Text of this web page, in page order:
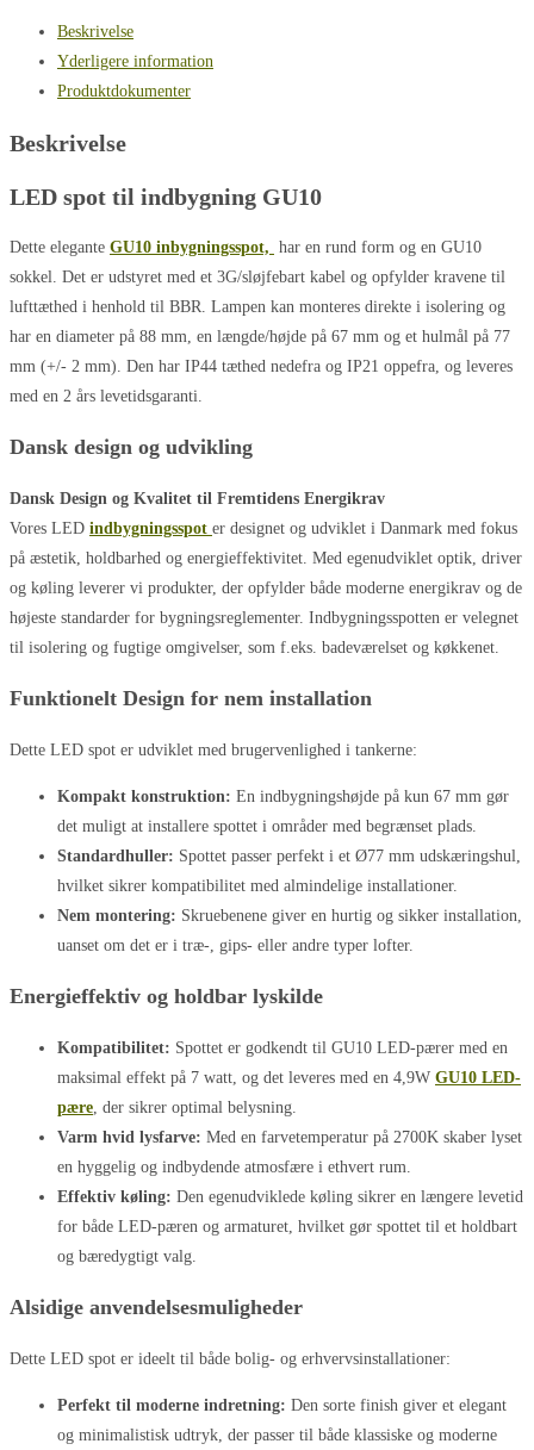
Beskrivelse
Yderligere information
Produktdokumenter
Beskrivelse
LED spot til indbygning GU10
Dette elegante GU10 inbygningsspot, har en rund form og en GU10
sokkel. Det er udstyret med et 3G/sløjfebart kabel og opfylder kravene til
lufttæthed i henhold til BBR. Lampen kan monteres direkte i isolering og
har en diameter på 88 mm, en længde/højde på 67 mm og et hulmål på 77
mm (+/- 2 mm). Den har IP44 tæthed nedefra og IP21 oppefra, og leveres
med en 2 års levetidsgaranti.
Dansk design og udvikling
Dansk Design og Kvalitet til Fremtidens Energikrav
Vores LED indbygningsspot er designet og udviklet i Danmark med fokus
på æstetik, holdbarhed og energieffektivitet. Med egenudviklet optik, driver
og køling leverer vi produkter, der opfylder både moderne energikrav og de
højeste standarder for bygningsreglementer. Indbygningsspotten er velegnet
til isolering og fugtige omgivelser, som f.eks. badeværelset og køkkenet.
Funktionelt Design for nem installation
Dette LED spot er udviklet med brugervenlighed i tankerne:
Kompakt konstruktion: En indbygningshøjde på kun 67 mm gør
det muligt at installere spottet i områder med begrænset plads.
Standardhuller: Spottet passer perfekt i et Ø77 mm udskæringshul,
hvilket sikrer kompatibilitet med almindelige installationer.
Nem montering: Skruebenene giver en hurtig og sikker installation,
uanset om det er i træ-, gips- eller andre typer lofter.
Energieffektiv og holdbar lyskilde
Kompatibilitet: Spottet er godkendt til GU10 LED-pærer med en
maksimal effekt på 7 watt, og det leveres med en 4,9W GU10 LED-
pære, der sikrer optimal belysning.
Varm hvid lysfarve: Med en farvetemperatur på 2700K skaber lyset
en hyggelig og indbydende atmosfære i ethvert rum.
Effektiv køling: Den egenudviklede køling sikrer en længere levetid
for både LED-pæren og armaturet, hvilket gør spottet til et holdbart
og bæredygtigt valg.
Alsidige anvendelsesmuligheder
Dette LED spot er ideelt til både bolig- og erhvervsinstallationer:
Perfekt til moderne indretning: Den sorte finish giver et elegant
og minimalistisk udtryk, der passer til både klassiske og moderne